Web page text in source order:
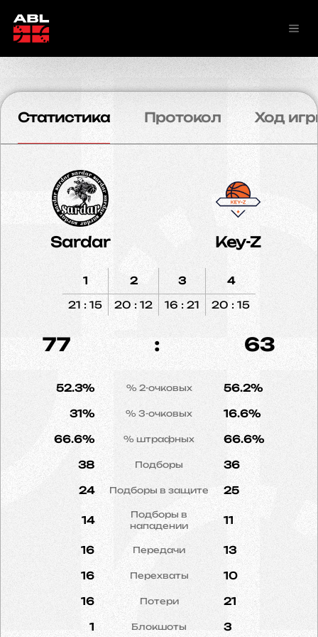
Статистика Протокол Ход
Sardar Key-Z
1
21 : 15
2
20 : 12
3
16 : 21
4
20 : 15
77 : 63
52.3% % 2-очковых 56.2%
31% % 3-очковых 16.6%
66.6% % штрафных 66.6%
38 Подборы 36
24 Подборы в защите 25
14
Подборы в
нападении
11
16 Передачи 13
16 Перехваты 10
16 Потери 21
1 Блокшоты 3